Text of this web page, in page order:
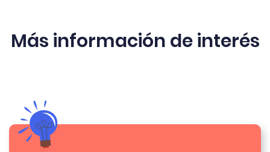
Más información de interés